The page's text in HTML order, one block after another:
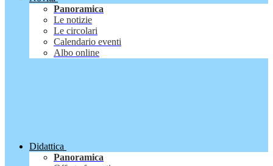
Panoramica
Le notizie
Le circolari
Calendario eventi
Albo online
Didattica
Panoramica